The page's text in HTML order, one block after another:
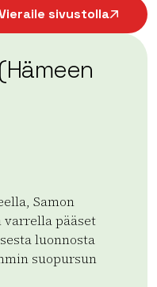
sivustolla
Samon
pääset
luonnosta
suopursun